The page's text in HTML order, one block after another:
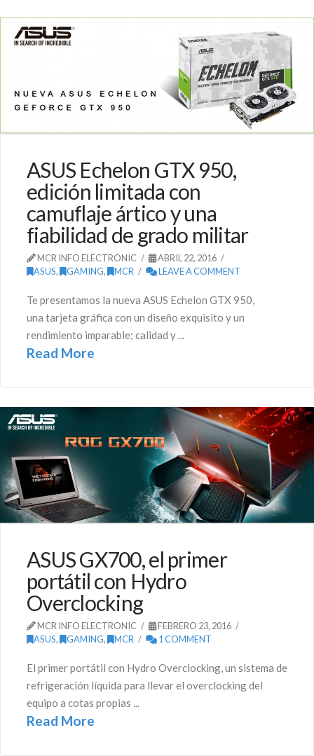
ASUS Echelon GTX 950,
edición limitada con
camuflaje ártico y una
fiabilidad de grado militar
MCR INFO ELECTRONIC
ABRIL 22, 2016
ASUS, GAMING, MCR LEAVE A COMMENT
Te presentamos la nueva ASUS Echelon GTX 950,
una tarjeta gráfica con un diseño exquisito y un
rendimiento imparable; calidad y ...
Read More
ASUS GX700, el primer
portátil con Hydro
Overclocking
MCR INFO ELECTRONIC
FEBRERO 23, 2016
ASUS, GAMING, MCR 1 COMMENT
El primer portátil con Hydro Overclocking, un sistema de
refrigeración líquida para llevar el overclocking del
equipo a cotas propias ...
Read More